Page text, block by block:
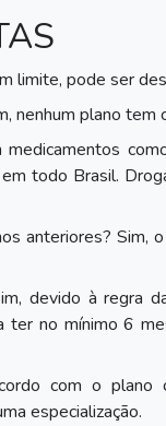
limite, pode ser
nenhum plano tem
medicamentos
todo Brasil.
anteriores? Sim,
devido à regra
ter no mínimo 6
com o plano
especialização.